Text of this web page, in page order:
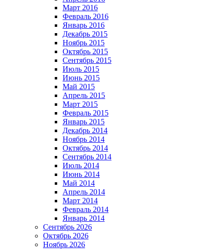
Март 2016
Февраль 2016
Январь 2016
Декабрь 2015
Ноябрь 2015
Октябрь 2015
Сентябрь 2015
Июль 2015
Июнь 2015
Май 2015
Апрель 2015
Март 2015
Февраль 2015
Январь 2015
Декабрь 2014
Ноябрь 2014
Октябрь 2014
Сентябрь 2014
Июль 2014
Июнь 2014
Май 2014
Апрель 2014
Март 2014
Февраль 2014
Январь 2014
Сентябрь 2026
Октябрь 2026
Ноябрь 2026